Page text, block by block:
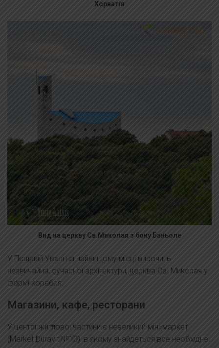
Хорватія
Вид на церкву Св.Миколая з боку Баньоле
У Пєщаній Увалі на найвищому місці височить
незвичайна, сучасної архітектури, церква Св. Миколая у
формі корабля.
Магазини, кафе, ресторани
У центрі житлової частини є невеликий міні-маркет
(Market Duravit №10), в якому знайдеться все необхідне.